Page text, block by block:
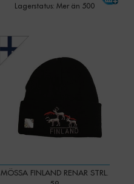
Lagerstatus: Mer än 500
MÖSSA FINLAND RENAR STRL.